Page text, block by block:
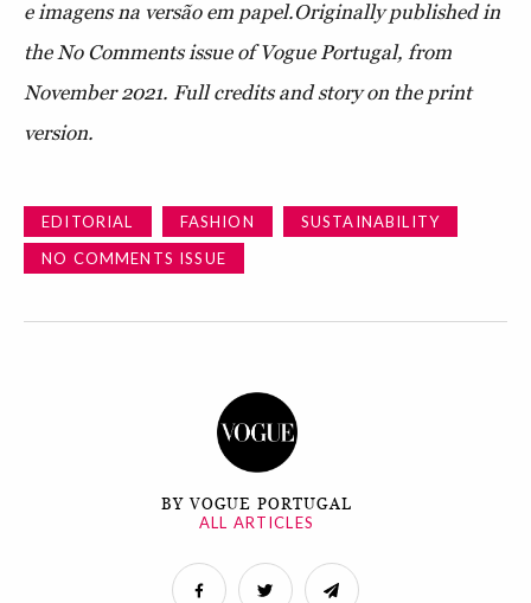
e imagens na versão em papel.Originally published in
the No Comments issue of Vogue Portugal, from
November 2021. Full credits and story on the print
version.
EDITORIAL FASHION
SUSTAINABILITY
NO COMMENTS ISSUE
BY VOGUE PORTUGAL
ALL ARTICLES